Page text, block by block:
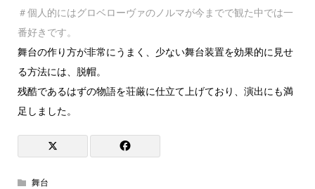
＃個人的にはグロベローヴァのノルマが今までで観た中では一
番好きです。
舞台の作り方が非常にうまく、少ない舞台装置を効果的に見せ
る方法には、脱帽。
残酷であるはずの物語を荘厳に仕立て上げており、演出にも満
足しました。
舞台